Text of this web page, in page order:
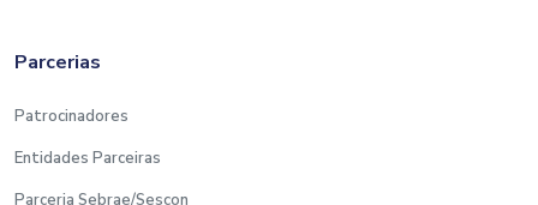
Parcerias
Patrocinadores
Entidades Parceiras
Parceria Sebrae/Sescon